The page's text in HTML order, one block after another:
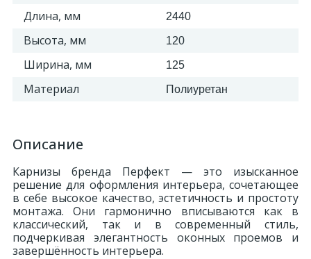
Длина, мм 2440
Высота, мм 120
Ширина, мм 125
Материал Полиуретан
Описание
Карнизы бренда Перфект — это изысканное
решение для оформления интерьера, сочетающее
в себе высокое качество, эстетичность и простоту
монтажа. Они гармонично вписываются как в
классический, так и в современный стиль,
подчеркивая элегантность оконных проемов и
завершённость интерьера.